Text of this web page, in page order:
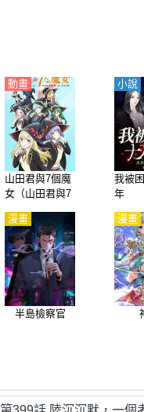
山田君與7個魔
女（山田君與7
語】
動畫
我被
年
小說
半島檢察官
漫畫 漫畫